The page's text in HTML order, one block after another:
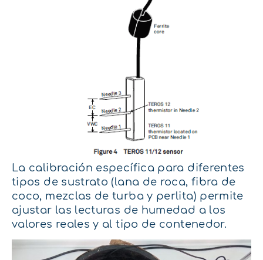
La calibración específica para diferentes
tipos de sustrato (lana de roca, fibra de
coco, mezclas de turba y perlita) permite
ajustar las lecturas de humedad a los
valores reales y al tipo de contenedor.